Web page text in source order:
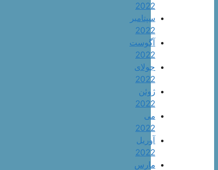
2022
سپتامبر
2022
آگوست
2022
جولای
2022
ژوئن
2022
می
2022
آوریل
2022
مارس